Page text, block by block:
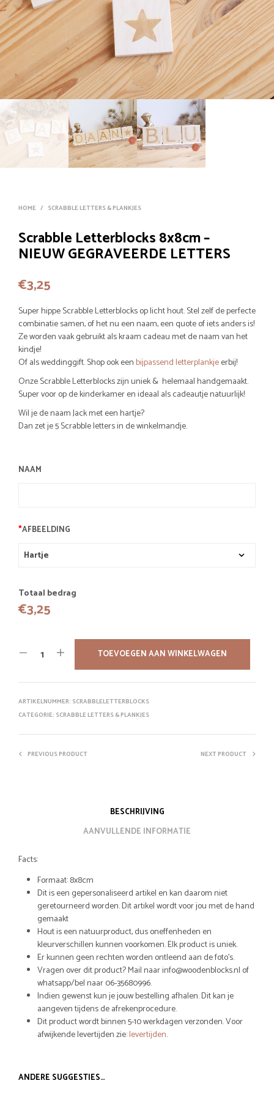
HOME / SCRABBLE LETTERS & PLANKJES
Scrabble Letterblocks 8x8cm –
NIEUW GEGRAVEERDE LETTERS
€3,25
Super hippe Scrabble Letterblocks op licht hout. Stel zelf de perfecte
combinatie samen, of het nu een naam, een quote of iets anders is!
Ze worden vaak gebruikt als kraam cadeau met de naam van het
kindje!
Of als weddinggift. Shop ook eenbijpassend letterplankjeerbij!
Onze Scrabble Letterblocks zijn uniek & helemaal handgemaakt.
Super voor op de kinderkamer en ideaal als cadeautje natuurlijk!
Wil je de naam Jack met een hartje?
Dan zet je 5 Scrabble letters in de winkelmandje.
NAAM
*AFBEELDING
Totaal bedrag
€3,25
TOEVOEGEN AAN WINKELWAGEN
ARTIKELNUMMER: SCRABBLELETTERBLOCKS
CATEGORIE: SCRABBLE LETTERS & PLANKJES
PREVIOUS PRODUCT NEXT PRODUCT
BESCHRIJVING
AANVULLENDE INFORMATIE
Facts:
Formaat: 8x8cm
Dit is een gepersonaliseerd artikel en kan daarom niet
geretourneerd worden. Dit artikel wordt voor jou met de hand
gemaakt
Hout is een natuurproduct, dus oneffenheden en
kleurverschillen kunnen voorkomen. Elk product is uniek.
Er kunnen geen rechten worden ontleend aan de foto’s.
Vragen over dit product? Mail naar info@woodenblocks.nl of
whatsapp/bel naar 06-35680996.
Indien gewenst kun je jouw bestelling afhalen. Dit kan je
aangeven tijdens de afrekenprocedure.
Dit product wordt binnen 5-10 werkdagen verzonden. Voor
afwijkende levertijden zie:levertijden.
ANDERE SUGGESTIES…